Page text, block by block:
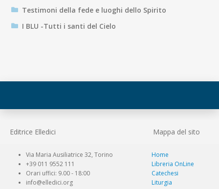
Testimoni della fede e luoghi dello Spirito
I BLU -Tutti i santi del Cielo
Editrice Elledici Mappa del sito
Via Maria Ausiliatrice 32, Torino
+39 011 9552 111
Orari uffici: 9.00 - 18:00
info@elledici.org
Home
Libreria OnLine
Catechesi
Liturgia